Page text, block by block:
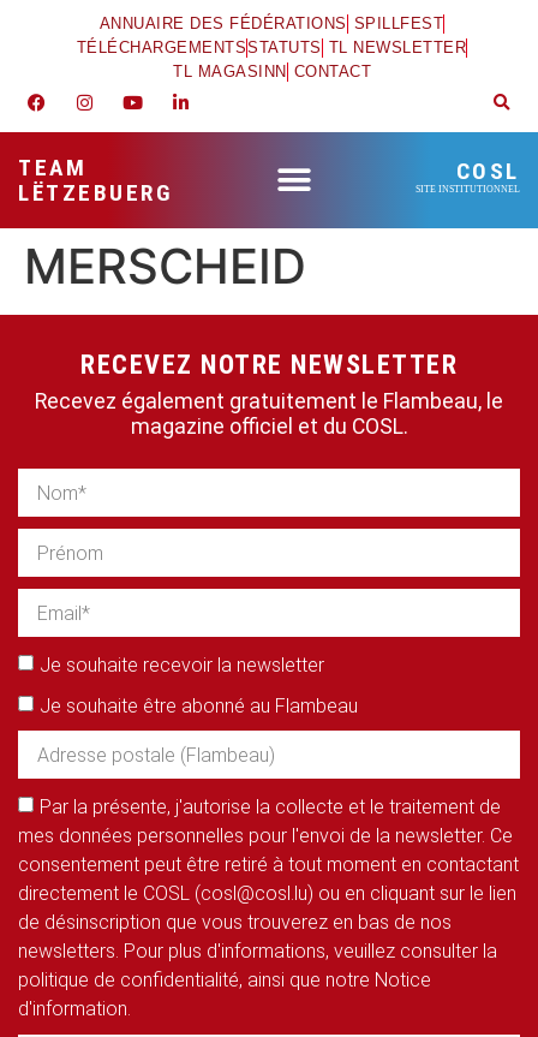
ANNUAIRE DES FÉDÉRATIONS SPILLFEST
TÉLÉCHARGEMENTSSTATUTS TL NEWSLETTER
TL MAGASINN CONTACT
TEAM
LËTZEBUERG
COSL
SITE INSTITUTIONNEL
MERSCHEID
RECEVEZ NOTRE NEWSLETTER
Recevez également gratuitement le Flambeau, le
magazine officiel et du COSL.
Je souhaite recevoir la newsletter
Je souhaite être abonné au Flambeau
Par la présente, j'autorise la collecte et le traitement de
mes données personnelles pour l'envoi de la newsletter. Ce
consentement peut être retiré à tout moment en contactant
directement le COSL (cosl@cosl.lu) ou en cliquant sur le lien
de désinscription que vous trouverez en bas de nos
newsletters. Pour plus d'informations, veuillez consulter la
politique de confidentialité, ainsi que notre Notice
d'information.